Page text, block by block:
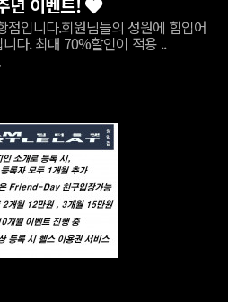
년 이벤트!
점입니다.회원님들의 성원에 힘입어
다. 최대 70%할인이 적용 ..